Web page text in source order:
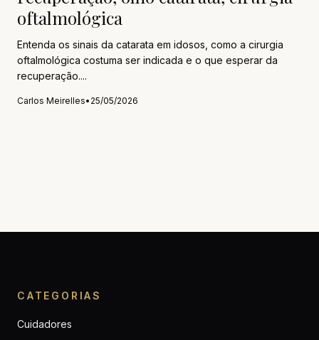
oftalmológica
Entenda os sinais da catarata em idosos, como a cirurgia
oftalmológica costuma ser indicada e o que esperar da
recuperação....
Carlos Meirelles• 25/05/2026
CATEGORIAS
Cuidadores